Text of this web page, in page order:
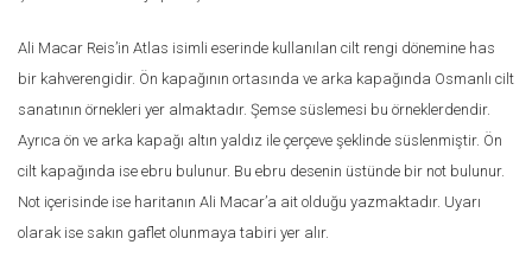
Ali Macar Reis’in Atlas isimli eserinde kullanılan cilt rengi dönemine has
bir kahverengidir. Ön kapağının ortasında ve arka kapağında Osmanlı cilt
sanatının örnekleri yer almaktadır. Şemse süslemesi bu örneklerdendir.
Ayrıca ön ve arka kapağı altın yaldız ile çerçeve şeklinde süslenmiştir. Ön
cilt kapağında ise ebru bulunur. Bu ebru desenin üstünde bir not bulunur.
Not içerisinde ise haritanın Ali Macar’a ait olduğu yazmaktadır. Uyarı
olarak ise sakın gaflet olunmaya tabiri yer alır.